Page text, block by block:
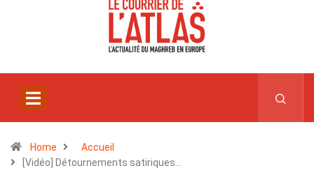
Home
Accueil
[Vidéo] Détournements satiriques…